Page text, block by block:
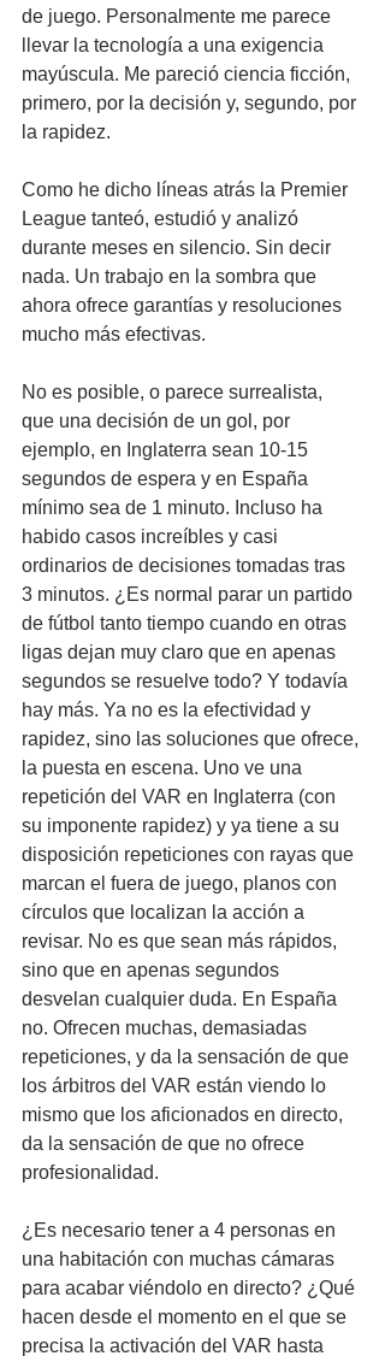
de juego. Personalmente me parece
llevar la tecnología a una exigencia
mayúscula. Me pareció ciencia ficción,
primero, por la decisión y, segundo, por
la rapidez.
Como he dicho líneas atrás la Premier
League tanteó, estudió y analizó
durante meses en silencio. Sin decir
nada. Un trabajo en la sombra que
ahora ofrece garantías y resoluciones
mucho más efectivas.
No es posible, o parece surrealista,
que una decisión de un gol, por
ejemplo, en Inglaterra sean 10-15
segundos de espera y en España
mínimo sea de 1 minuto. Incluso ha
habido casos increíbles y casi
ordinarios de decisiones tomadas tras
3 minutos. ¿Es normal parar un partido
de fútbol tanto tiempo cuando en otras
ligas dejan muy claro que en apenas
segundos se resuelve todo? Y todavía
hay más. Ya no es la efectividad y
rapidez, sino las soluciones que ofrece,
la puesta en escena. Uno ve una
repetición del VAR en Inglaterra (con
su imponente rapidez) y ya tiene a su
disposición repeticiones con rayas que
marcan el fuera de juego, planos con
círculos que localizan la acción a
revisar. No es que sean más rápidos,
sino que en apenas segundos
desvelan cualquier duda. En España
no. Ofrecen muchas, demasiadas
repeticiones, y da la sensación de que
los árbitros del VAR están viendo lo
mismo que los aficionados en directo,
da la sensación de que no ofrece
profesionalidad.
¿Es necesario tener a 4 personas en
una habitación con muchas cámaras
para acabar viéndolo en directo? ¿Qué
hacen desde el momento en el que se
precisa la activación del VAR hasta